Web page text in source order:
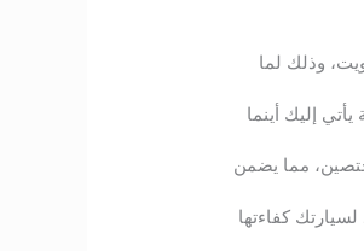
وذلك لما
إليك أينما
مما يضمن
كفاءتها